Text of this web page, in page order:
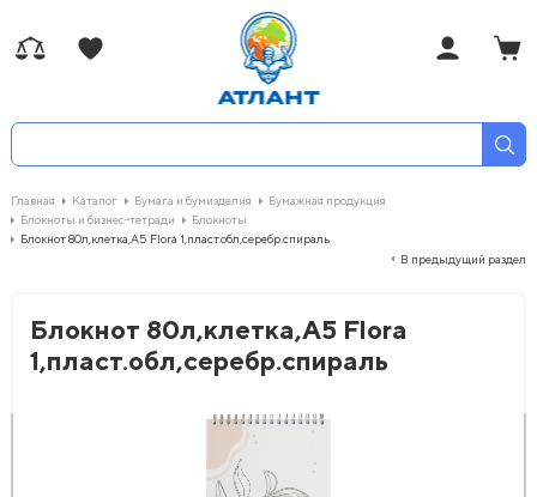
Главная Каталог Бумага и бумизделия
Бумажная продукция
Блокноты и бизнес-тетради
Блокноты
Блокнот 80л,клетка,А5 Flora 1,пласт.обл,серебр.спираль
В предыдущий раздел
Блокнот 80л,клетка,А5 Flora
1,пласт.обл,серебр.спираль